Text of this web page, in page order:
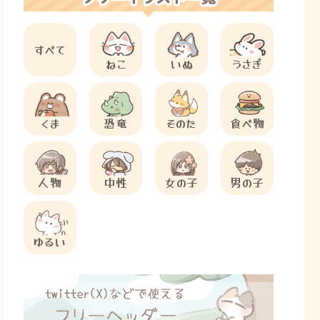
すべて
ねこ
いぬ うさぎ
くま 恐竜 そのた 食べ物
人物 中性 女の子 男の子
ゆるい